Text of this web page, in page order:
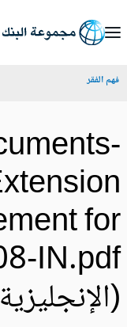
الفقر